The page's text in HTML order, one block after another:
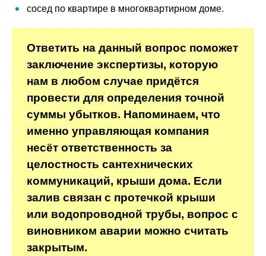
сосед по квартире в многоквартирном доме.
Ответить на данный вопрос поможет
заключение экспертизы, которую
нам в любом случае придётся
провести для определения точной
суммы убытков. Напоминаем, что
именно управляющая компания
несёт ответственность за
целостность сантехнических
коммуникаций, крыши дома. Если
залив связан с протечкой крыши
или водопроводной трубы, вопрос с
виновником аварии можно считать
закрытым.